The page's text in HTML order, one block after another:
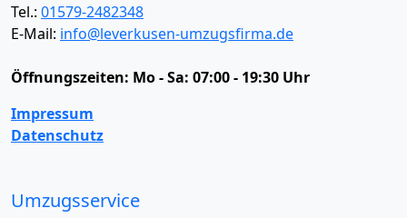
Tel.: 01579-2482348
E-Mail: info@leverkusen-umzugsfirma.de
Öffnungszeiten: Mo - Sa: 07:00 - 19:30 Uhr
Impressum
Datenschutz
Umzugsservice